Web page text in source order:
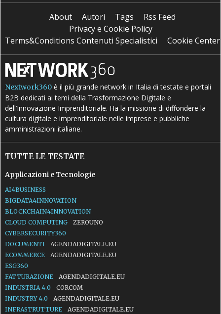
About Autori Tags
Rss Feed
Privacy e Cookie Policy
Terms&Conditions Contenuti Specialistici
Cookie Center
Nextwork360 è il più grande network in Italia di testate e portali
B2B dedicati ai temi della Trasformazione Digitale e
dell’Innovazione Imprenditoriale. Ha la missione di diffondere la
cultura digitale e imprenditoriale nelle imprese e pubbliche
amministrazioni italiane.
TUTTE LE TESTATE
Applicazioni e Tecnologie
AI4BUSINESS
BIGDATA4INNOVATION
BLOCKCHAIN4INNOVATION
CLOUD COMPUTING
ZEROUNO
CYBERSECURITY360
DOCUMENTI
AGENDADIGITALE.EU
ECOMMERCE
AGENDADIGITALE.EU
ESG360
FATTURAZIONE
AGENDADIGITALE.EU
INDUSTRIA 4.0
CORCOM
INDUSTRY 4.0
AGENDADIGITALE.EU
INFRASTRUTTURE
AGENDADIGITALE.EU